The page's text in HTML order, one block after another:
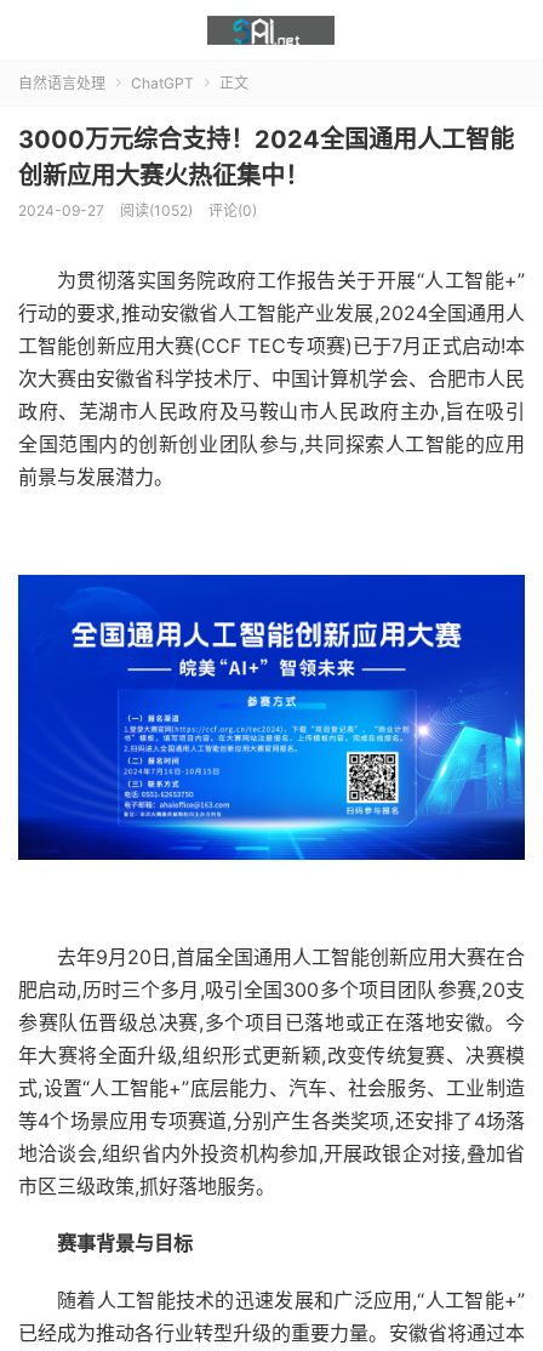
自然语言处理  ChatGPT  正文
3000万元综合支持！2024全国通用人工智能
创新应用大赛火热征集中！
2024-09-27 阅读(1052) 评论(0)
为贯彻落实国务院政府工作报告关于开展“人工智能+”
行动的要求,推动安徽省人工智能产业发展,2024全国通用人
工智能创新应用大赛(CCF TEC专项赛)已于7月正式启动!本
次大赛由安徽省科学技术厅、中国计算机学会、合肥市人民
政府、芜湖市人民政府及马鞍山市人民政府主办,旨在吸引
全国范围内的创新创业团队参与,共同探索人工智能的应用
前景与发展潜力。
去年9月20日,首届全国通用人工智能创新应用大赛在合
肥启动,历时三个多月,吸引全国300多个项目团队参赛,20支
参赛队伍晋级总决赛,多个项目已落地或正在落地安徽。今
年大赛将全面升级,组织形式更新颖,改变传统复赛、决赛模
式,设置“人工智能+”底层能力、汽车、社会服务、工业制造
等4个场景应用专项赛道,分别产生各类奖项,还安排了4场落
地洽谈会,组织省内外投资机构参加,开展政银企对接,叠加省
市区三级政策,抓好落地服务。
赛事背景与目标
随着人工智能技术的迅速发展和广泛应用,“人工智能+”
已经成为推动各行业转型升级的重要力量。安徽省将通过本